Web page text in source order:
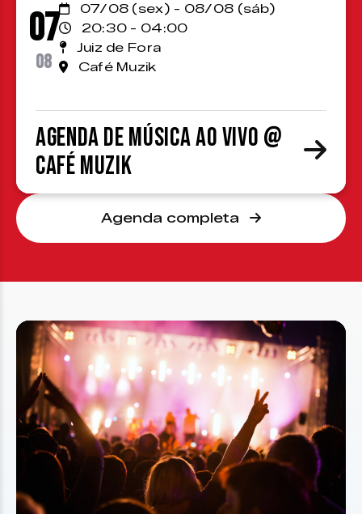
07
08
07/08 (sex) - 08/08 (sáb)
20:30 - 04:00
Juiz de Fora
Café Muzik
Agenda de Música ao Vivo @
Café Muzik
Agenda completa